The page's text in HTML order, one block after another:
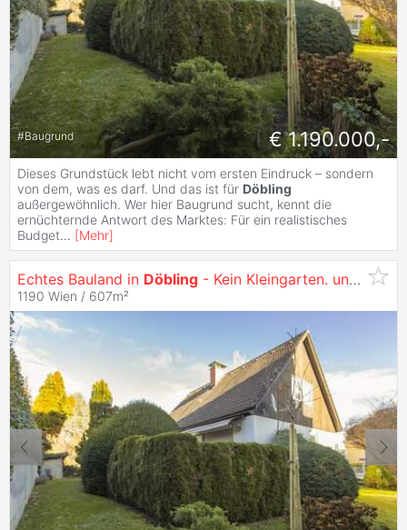
#Baugrund € 1.190.000,-
Dieses Grundstück lebt nicht vom ersten Eindruck – sondern
von dem, was es darf. Und das ist für Döbling
außergewöhnlich. Wer hier Baugrund sucht, kennt die
ernüchternde Antwort des Marktes: Für ein realistisches
Budget... [Mehr]
Echtes Bauland in Döbling - Kein Kleingarten. und das zu einem Fairen Preis
1190 Wien / 607m²